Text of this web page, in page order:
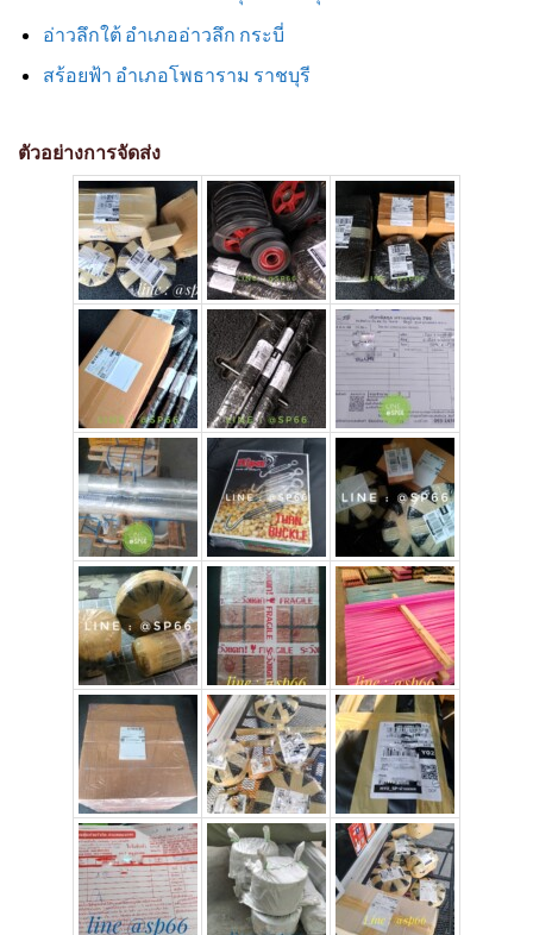
อ่าวลึกใต้ อำเภออ่าวลึก กระบี่
สร้อยฟ้า อำเภอโพธาราม ราชบุรี
ตัวอย่างการจัดส่ง